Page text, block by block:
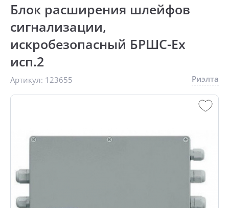
Блок расширения шлейфов
сигнализации,
искробезопасный БРШС-Ех
исп.2
Артикул: 123655 Риэлта